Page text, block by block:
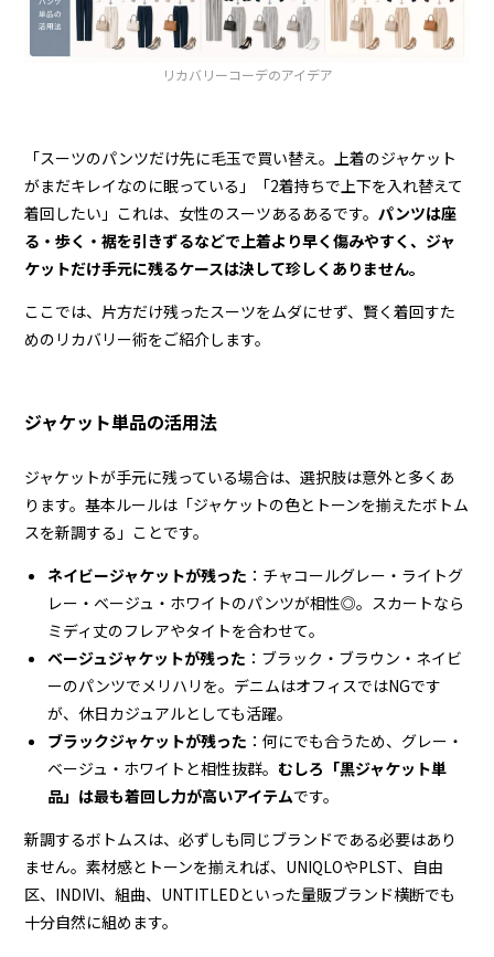
リカバリーコーデのアイデア
「スーツのパンツだけ先に毛玉で買い替え。上着のジャケット
がまだキレイなのに眠っている」「2着持ちで上下を入れ替えて
着回したい」――これは、女性のスーツあるあるです。パンツは座
る・歩く・裾を引きずるなどで上着より早く傷みやすく、ジャ
ケットだけ手元に残るケースは決して珍しくありません。
ここでは、片方だけ残ったスーツをムダにせず、賢く着回すた
めのリカバリー術をご紹介します。
ジャケット単品の活用法
ジャケットが手元に残っている場合は、選択肢は意外と多くあ
ります。基本ルールは「ジャケットの色とトーンを揃えたボトム
スを新調する」ことです。
ネイビージャケットが残った ：チャコールグレー・ライトグ
レー・ベージュ・ホワイトのパンツが相性◎。スカートなら
ミディ丈のフレアやタイトを合わせて。
ベージュジャケットが残った ：ブラック・ブラウン・ネイビ
ーのパンツでメリハリを。デニムはオフィスではNGです
が、休日カジュアルとしても活躍。
ブラックジャケットが残った ：何にでも合うため、グレー・
ベージュ・ホワイトと相性抜群。 むしろ「黒ジャケット単
品」は最も着回し力が高いアイテムです。
新調するボトムスは、必ずしも同じブランドである必要はあり
ません。素材感とトーンを揃えれば、UNIQLOやPLST、自由
区、INDIVI、組曲、UNTITLEDといった量販ブランド横断でも
十分自然に組めます。